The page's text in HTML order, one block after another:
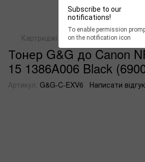
Subscribe to our
notifications!
To enable permission
on the notification icon
Картриджі для копіювальних
Тонер G&G до Canon
15 1386A006 Black
Артикул: G&G-C-EXV6 Написати відгук